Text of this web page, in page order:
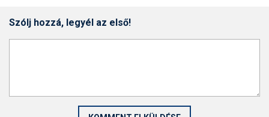
Szólj hozzá, legyél az első!